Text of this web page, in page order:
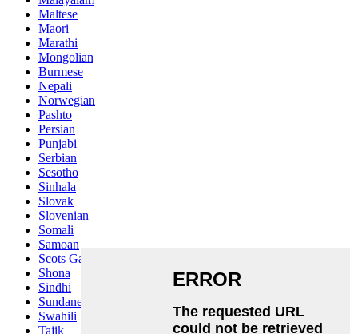
Maltese
Maori
Marathi
Mongolian
Burmese
Nepali
Norwegian
Pashto
Persian
Punjabi
Serbian
Sesotho
Sinhala
Slovak
Slovenian
Somali
Samoan
Scots Gaelic
Shona
Sindhi
Sundanese
Swahili
Tajik